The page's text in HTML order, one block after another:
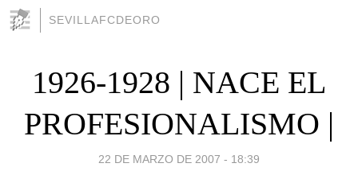
SEVILLAFCDEORO
1926-1928 | NACE EL
PROFESIONALISMO |
22 DE MARZO DE 2007 - 18:39